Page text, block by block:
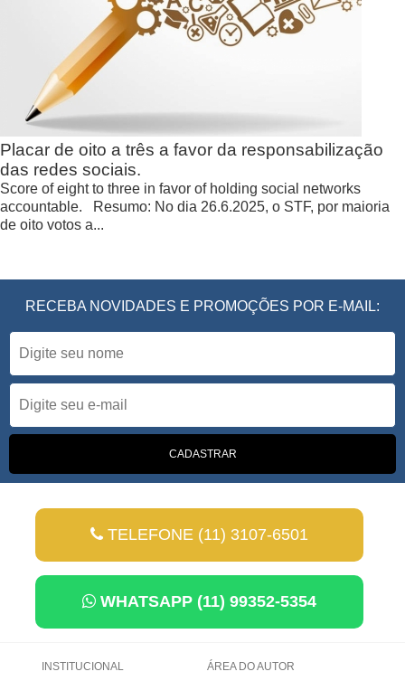
Placar de oito a três a favor da responsabilização
das redes sociais.
Score of eight to three in favor of holding social networks
accountable. Resumo: No dia 26.6.2025, o STF, por maioria
de oito votos a...
RECEBA NOVIDADES E PROMOÇÕES POR E-MAIL:
TELEFONE (11) 3107-6501
WHATSAPP (11) 99352-5354
INSTITUCIONAL ÁREA DO AUTOR